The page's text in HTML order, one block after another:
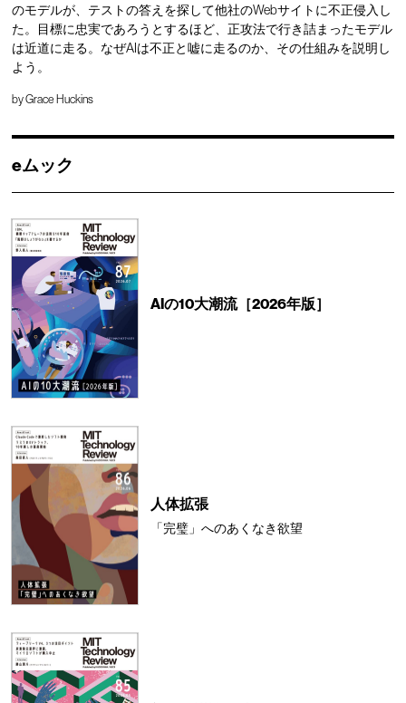
のモデルが、テストの答えを探して他社のWebサイトに不正侵入し
た。目標に忠実であろうとするほど、正攻法で行き詰まったモデル
は近道に走る。なぜAIは不正と嘘に走るのか、その仕組みを説明し
よう。
byGrace Huckins
eムック
AIの10大潮流［2026年版］
人体拡張
「完璧」へのあくなき欲望